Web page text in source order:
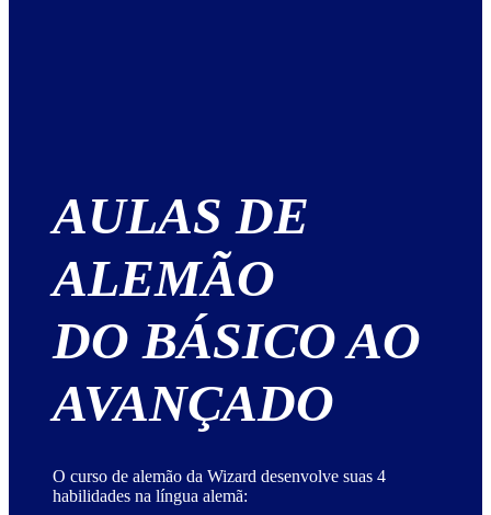
AULAS DE
ALEMÃO
DO BÁSICO AO
AVANÇADO
O curso de alemão da Wizard desenvolve suas 4
habilidades na língua alemã: